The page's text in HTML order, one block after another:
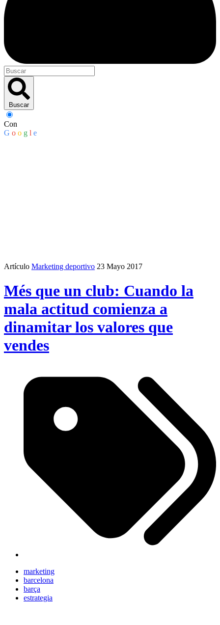
Buscar
Con
G o o g l e
Artículo Marketing deportivo 23 Mayo 2017
Més que un club: Cuando la
mala actitud comienza a
dinamitar los valores que
vendes
marketing
barcelona
barça
estrategia